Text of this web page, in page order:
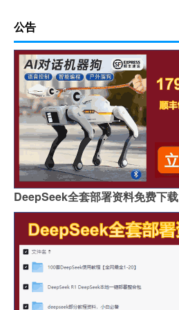
公告
DeepSeek全套部署资料免费下载